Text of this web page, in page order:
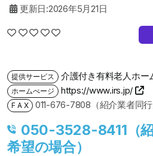
更新日:2026年5月21日
提供サービス 介護付き有料老人ホー
ホームぺージ https://www.irs.jp/
F A X 011-676-7808（紹介業者同行
050-3528-8411（
希望の場合）